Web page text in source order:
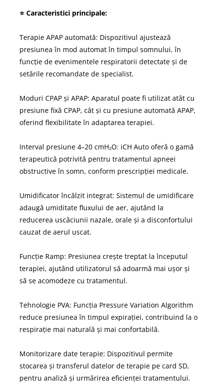
⭐ Caracteristici principale:
Terapie APAP automată: Dispozitivul ajustează
presiunea în mod automat în timpul somnului, în
funcție de evenimentele respiratorii detectate și de
setările recomandate de specialist.
Moduri CPAP și APAP: Aparatul poate fi utilizat atât cu
presiune fixă CPAP, cât și cu presiune automată APAP,
oferind flexibilitate în adaptarea terapiei.
Interval presiune 4–20 cmH₂O: iCH Auto oferă o gamă
terapeutică potrivită pentru tratamentul apneei
obstructive în somn, conform prescripției medicale.
Umidificator încălzit integrat: Sistemul de umidificare
adaugă umiditate fluxului de aer, ajutând la
reducerea uscăciunii nazale, orale și a disconfortului
cauzat de aerul uscat.
Funcție Ramp: Presiunea crește treptat la începutul
terapiei, ajutând utilizatorul să adoarmă mai ușor și
să se acomodeze cu tratamentul.
Tehnologie PVA: Funcția Pressure Variation Algorithm
reduce presiunea în timpul expirației, contribuind la o
respirație mai naturală și mai confortabilă.
Monitorizare date terapie: Dispozitivul permite
stocarea și transferul datelor de terapie pe card SD,
pentru analiză și urmărirea eficienței tratamentului.